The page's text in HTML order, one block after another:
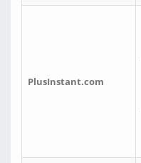
PlusInstant.com